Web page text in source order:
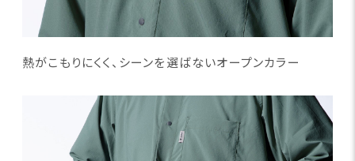
熱がこもりにくく、シーンを選ばないオープンカラー